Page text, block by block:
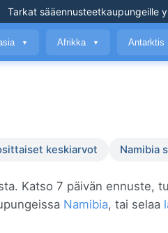
Tarkat sääennusteetkaupungeille
▼ Afrikka ▼ Antarktis
keskiarvot Namibia
Katso 7 päivän ennuste,
Namibia, tai selaa